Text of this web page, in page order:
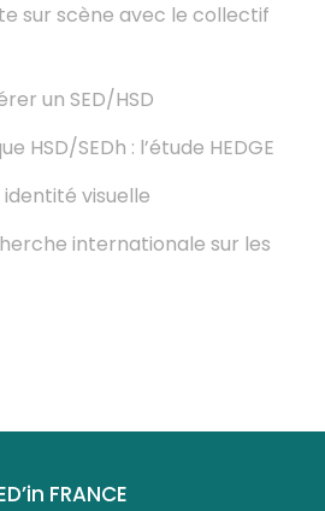
sur scène avec le collectif
un SED/HSD
HSD/SEDh : l’étude HEDGE
visuelle
internationale sur les
FRANCE